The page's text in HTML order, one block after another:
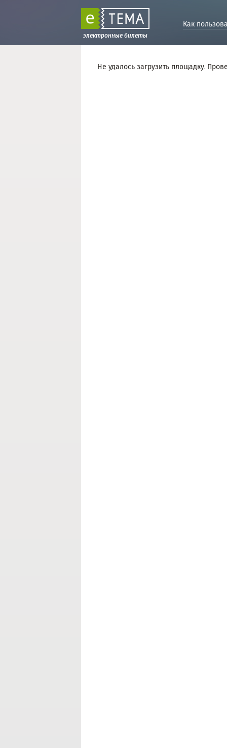
электронные билеты
Как
Не удалось загрузить площадку.